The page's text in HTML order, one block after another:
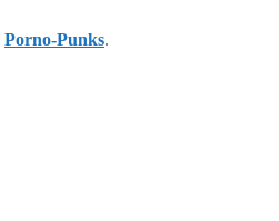
Porno-Punks.